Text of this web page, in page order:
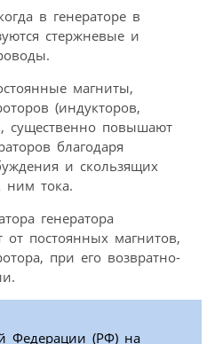
в генераторе в
стержневые и
магниты,
(индукторов,
существенно повышают
благодаря
и скользящих
ним тока.
генератора
от постоянных магнитов,
при его возвратно-
Федерации (РФ) на